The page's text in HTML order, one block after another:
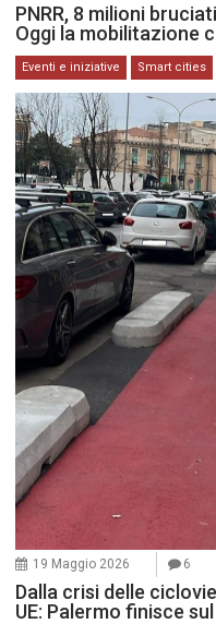
PNRR, 8 milioni
Oggi la mobilitazione
Eventi e iniziative Smart cities
19 Maggio 2026 6
Dalla crisi delle
UE: Palermo finisce